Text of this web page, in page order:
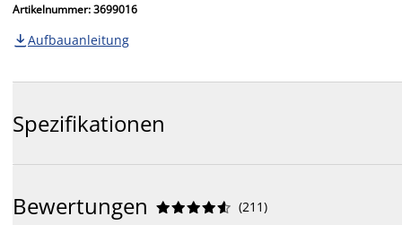
Artikelnummer: 3699016
 Aufbauanleitung
Spezifikationen
Bewertungen 




 (211)